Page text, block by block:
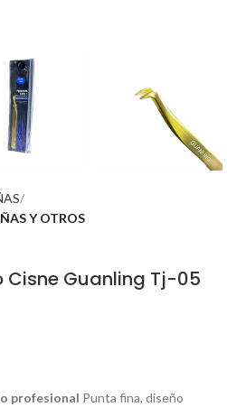
Y OTROS
Cisne Guanling Tj-05
profesional Punta fina, diseño